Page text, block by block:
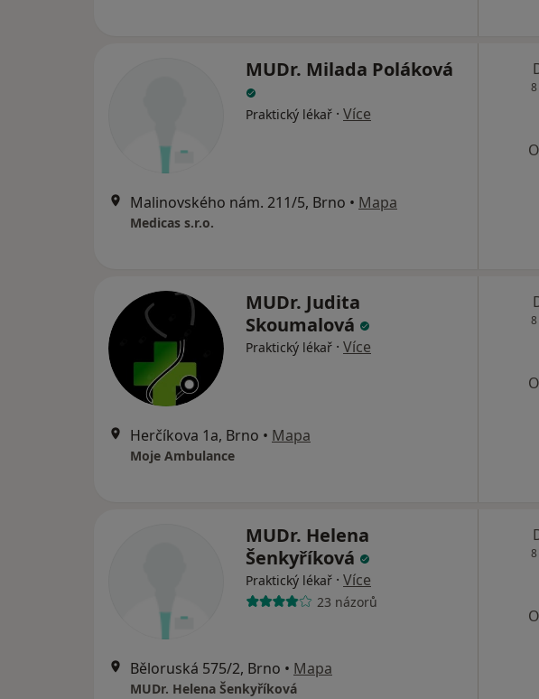
MUDr. Milada Poláková
Praktický lékař · Více
Malinovského nám. 211/5, Brno • Mapa
Medicas s.r.o.
MUDr. Judita
Skoumalová
Praktický lékař · Více
Herčíkova 1a, Brno • Mapa
Moje Ambulance
MUDr. Helena
Šenkyříková
Praktický lékař · Více
23 názorů
Běloruská 575/2, Brno • Mapa
MUDr. Helena Šenkyříková